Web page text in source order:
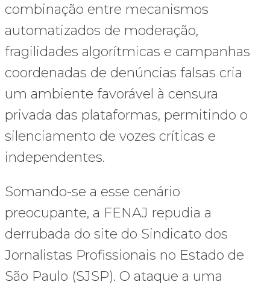
combinação entre mecanismos
automatizados de moderação,
fragilidades algorítmicas e campanhas
coordenadas de denúncias falsas cria
um ambiente favorável à censura
privada das plataformas, permitindo o
silenciamento de vozes críticas e
independentes.
Somando-se a esse cenário
preocupante, a FENAJ repudia a
derrubada do site do Sindicato dos
Jornalistas Profissionais no Estado de
São Paulo (SJSP). O ataque a uma